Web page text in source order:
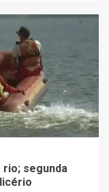
segunda